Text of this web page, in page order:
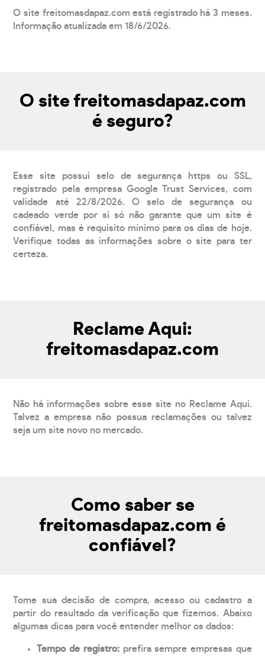
O site freitomasdapaz.com está registrado há 3 meses.
Informação atualizada em 18/6/2026.
O site freitomasdapaz.com
é seguro?
Esse site possui selo de segurança https ou SSL,
registrado pela empresa Google Trust Services, com
validade até 22/8/2026. O selo de segurança ou
cadeado verde por si só não garante que um site é
confiável, mas é requisito mínimo para os dias de hoje.
Verifique todas as informações sobre o site para ter
certeza.
Reclame Aqui:
freitomasdapaz.com
Não há informações sobre esse site no Reclame Aqui.
Talvez a empresa não possua reclamações ou talvez
seja um site novo no mercado.
Como saber se
freitomasdapaz.com é
confiável?
Tome sua decisão de compra, acesso ou cadastro a
partir do resultado da verificação que fizemos. Abaixo
algumas dicas para você entender melhor os dados:
Tempo de registro: prefira sempre empresas que